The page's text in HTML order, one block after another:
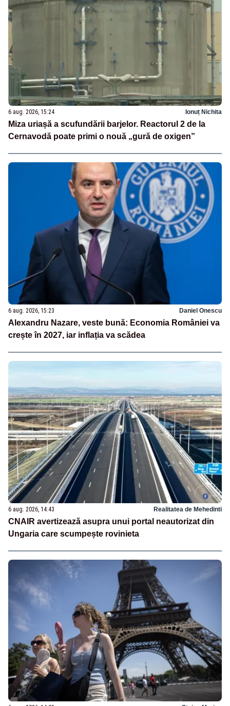
6 aug. 2026, 15:24 Ionuț Nichita
Miza uriașă a scufundării barjelor. Reactorul 2 de la
Cernavodă poate primi o nouă „gură de oxigen”
6 aug. 2026, 15:23 Daniel Onescu
Alexandru Nazare, veste bună: Economia României va
crește în 2027, iar inflația va scădea
6 aug. 2026, 14:43 Realitatea de Mehedinti
CNAIR avertizează asupra unui portal neautorizat din
Ungaria care scumpește rovinieta